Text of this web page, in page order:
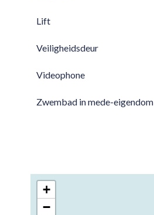
Lift
Veiligheidsdeur
Videophone
Zwembad in mede-eigendom
+
−